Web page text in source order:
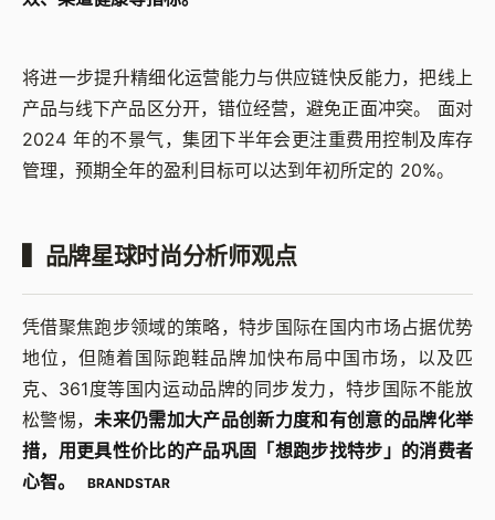
将进一步提升精细化运营能力与供应链快反能力，把线上
产品与线下产品区分开，错位经营，避免正面冲突。 面对
2024 年的不景气，集团下半年会更注重费用控制及库存
管理，预期全年的盈利目标可以达到年初所定的 20%。
品牌星球时尚分析师观点
凭借聚焦跑步领域的策略，特步国际在国内市场占据优势
地位，但随着国际跑鞋品牌加快布局中国市场，以及匹
克、361度等国内运动品牌的同步发力，特步国际不能放
松警惕， 未来仍需加大产品创新力度和有创意的品牌化举
措，用更具性价比的产品巩固「想跑步找特步」的消费者
心智。
BRANDSTAR